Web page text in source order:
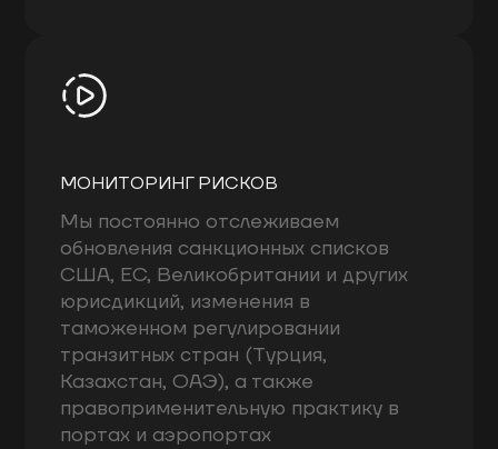
МОНИТОРИНГ РИСКОВ
Мы постоянно отслеживаем
обновления санкционных списков
США, ЕС, Великобритании и других
юрисдикций, изменения в
таможенном регулировании
транзитных стран (Турция,
Казахстан, ОАЭ), а также
правоприменительную практику в
портах и аэропортах